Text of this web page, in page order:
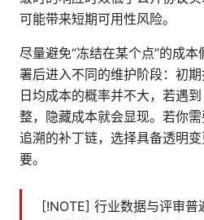
可能带来短期可用性风险。
尽量避免“冻结在某个点”的成
署后进入不同的维护阶段：初
日均成本的概率并不大，若遇
整，隐藏成本就会显现。若你
追溯的补丁链，选择具备透明
要。
[!NOTE] 行业数据与评审